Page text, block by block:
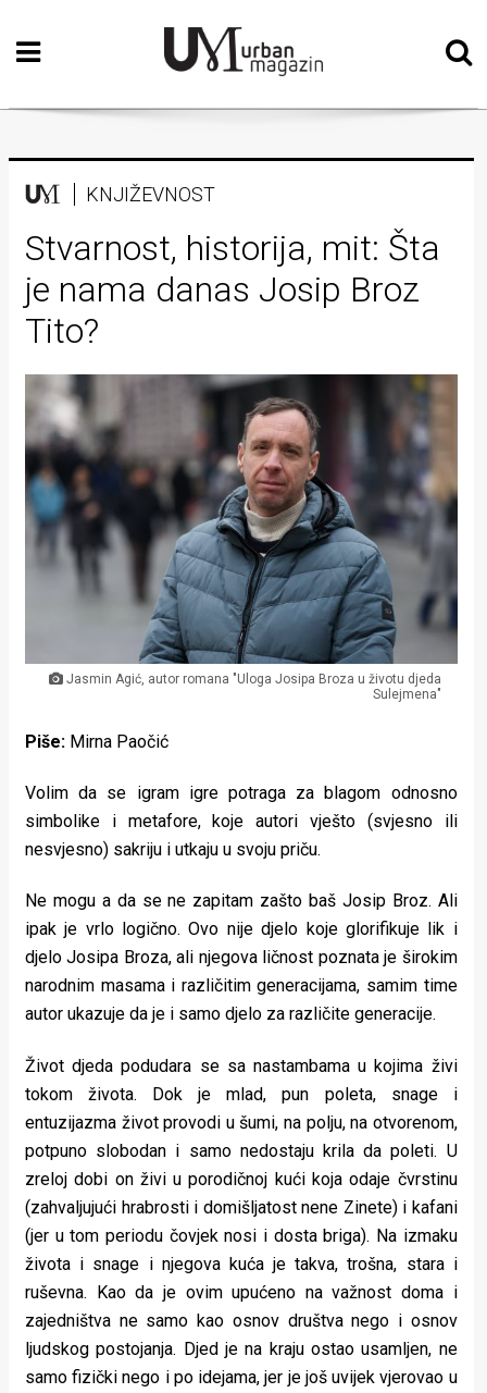
Početna
Vizualne
Teatar
Književnost
Muzika
Film
Intervju
Kolumne
Kultura
Lifestyle
Beauty
Fashion
Za
pokretu
Ideje
koje
rade
Aktivizam
Aktuelnosti
Promo
About
Urban
Magazin
KNJIŽEVNOST
Stvarnost, historija, mit: Šta
je nama danas Josip Broz
Tito?
Jasmin Agić, autor romana "Uloga Josipa Broza u životu djeda
Sulejmena"
Piše: Mirna Paočić
Volim da se igram igre potraga za blagom odnosno
simbolike i metafore, koje autori vješto (svjesno ili
nesvjesno) sakriju i utkaju u svoju priču.
Ne mogu a da se ne zapitam zašto baš Josip Broz. Ali
ipak je vrlo logično. Ovo nije djelo koje glorifikuje lik i
djelo Josipa Broza, ali njegova ličnost poznata je širokim
narodnim masama i različitim generacijama, samim time
autor ukazuje da je i samo djelo za različite generacije.
Život djeda podudara se sa nastambama u kojima živi
tokom života. Dok je mlad, pun poleta, snage i
entuzijazma život provodi u šumi, na polju, na otvorenom,
potpuno slobodan i samo nedostaju krila da poleti. U
zreloj dobi on živi u porodičnoj kući koja odaje čvrstinu
(zahvaljujući hrabrosti i domišljatost nene Zinete) i kafani
(jer u tom periodu čovjek nosi i dosta briga). Na izmaku
života i snage i njegova kuća je takva, trošna, stara i
ruševna. Kao da je ovim upućeno na važnost doma i
zajedništva ne samo kao osnov društva nego i osnov
ljudskog postojanja. Djed je na kraju ostao usamljen, ne
samo fizički nego i po idejama, jer je još uvijek vjerovao u